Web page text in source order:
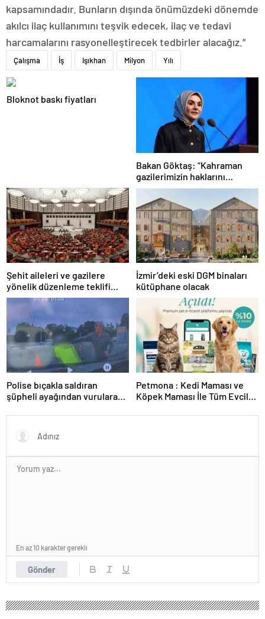
kapsamındadır. Bunların dışında önümüzdeki dönemde
akılcı ilaç kullanımını teşvik edecek, ilaç ve tedavi
harcamalarını rasyonelleştirecek tedbirler alacağız.”
Çalışma İş Işıkhan Milyon Yılı
Bloknot baskı fiyatları
Bakan Göktaş: “Kahraman
gazilerimizin haklarını
güçlendiren yeni bir dönemin
kapılarını aralıyoruz”
Şehit aileleri ve gazilere
yönelik düzenleme teklifi
Meclis’te kabul edildi
İzmir’deki eski DGM binaları
kütüphane olacak
Polise bıçakla saldıran
şüpheli ayağından vurularak
Petmona : Kedi Maması ve
Köpek Maması İle Tüm Evcil
Gönder
En az 10 karakter gerekli